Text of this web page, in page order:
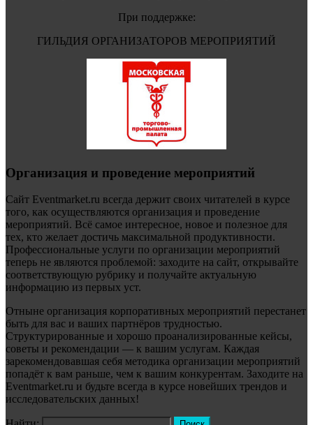
При поддержке:
ГИЛЬДИЯ ОРГАНИЗАТОРОВ МЕРОПРИЯТИЙ
Организация и проведение мероприятий
Сайт Eventmarket.ru всегда держит своих читателей в курсе
того, как осуществляются организация и проведение
мероприятий. Всё самое интересное, новое и полезное для
тех, кто желает достичь максимальной продуктивности.
Профессиональные услуги по организации мероприятий
теперь не являются проблемой: заходите на сайт, открывайте
соответствующую рубрику и получайте актуальную
информацию из первых уст.
Отныне организация корпоративных мероприятий перестанет
быть для вас и ваших партнёров трудностью.
Структурированные и хорошо проанализированные кейсы,
советы и рекомендации — к вашим услугам. Каждая
зарекомендовавшая себя методика организации мероприятий
попадёт к вам раньше, чем к вашим конкурентам. Заходите на
Eventmarket.ru и будьте всегда в курсе новейших трендов и
исследовательских данных!